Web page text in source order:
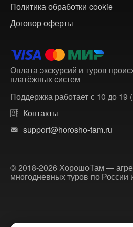
Политика обработки cookie
Договор оферты
Оплата экскурсий и туров
платёжных систем
Поддержка работает с 10 до 19
Контакты
support@horosho-tam.ru
© 2018-2026 ХорошоТам —
многодневных туров по России